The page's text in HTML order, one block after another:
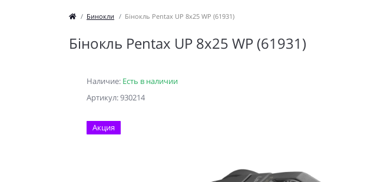
Бинокли Бінокль Pentax UP 8x25 WP (61931)
Бінокль Pentax UP 8x25 WP (61931)
Наличие: Есть в наличии
Артикул: 930214
Акция